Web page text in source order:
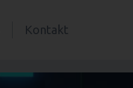
Kontakt